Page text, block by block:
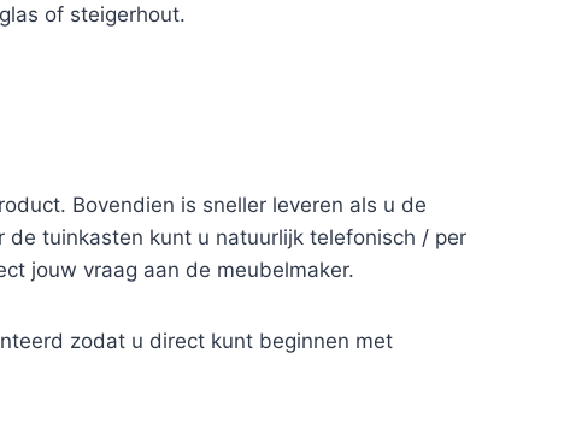
of steigerhout.
Bovendien is sneller leveren als u de
de tuinkasten kunt u natuurlijk telefonisch / per
jouw vraag aan de meubelmaker.
zodat u direct kunt beginnen met